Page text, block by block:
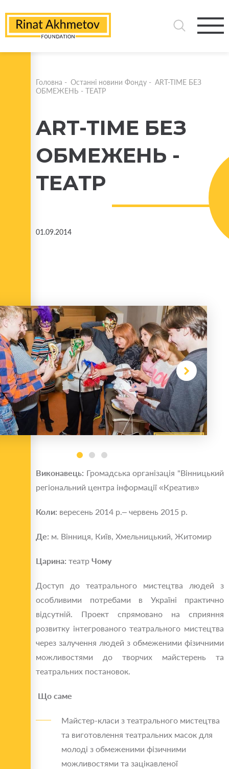
Головна - Останні новини Фонду - ART-TIME БЕЗ
ОБМЕЖЕНЬ - ТЕАТР
ART-TIME БЕЗ
ОБМЕЖЕНЬ -
ТЕАТР
01.09.2014
Виконавець: Громадська організація "Вінницький
регіональний центра інформації «Креатив»
Коли: вересень 2014 р.– червень 2015 р.
Де: м. Вінниця, Київ, Хмельницький, Житомир
Царина: театр Чому
Доступ до театрального мистецтва людей з
особливими потребами в Україні практично
відсутній. Проект спрямовано на сприяння
розвитку інтегрованого театрального мистецтва
через залучення людей з обмеженими фізичними
можливостями до творчих майстерень та
театральних постановок.
Що саме
Майстер-класи з театрального мистецтва
та виготовлення театральних масок для
молоді з обмеженими фізичними
можливостями та зацікавленої